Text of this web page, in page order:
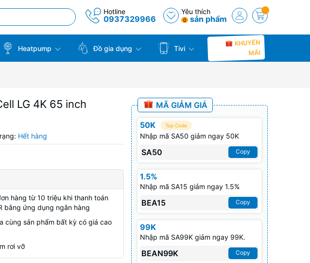
Hotline
0937329966
Yêu thích
0 sản phẩm
Heatpump Đồ gia dụng Tivi
KHUYẾN
MÃI
LG 4K 65 inch
Hết hàng
hàng từ 10 triệu khi thanh toán
bằng ứng dụng ngân hàng
cùng sản phẩm bất kỳ có giá cao
rơi vỡ
MÃ GIẢM GIÁ
50K Top Code
Nhập mã SA50 giảm ngay 50K
SA50 Copy
1.5%
Nhập mã SA15 giảm ngay 1.5%
BEA15 Copy
99K
Nhập mã SA99K giảm ngay 99K.
BEAN99K Copy